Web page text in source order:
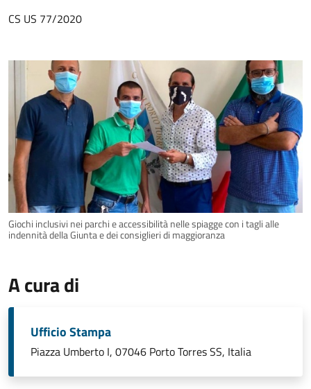
CS US 77/2020
Giochi inclusivi nei parchi e accessibilità nelle spiagge con i tagli alle
indennità della Giunta e dei consiglieri di maggioranza
A cura di
Ufficio Stampa
Piazza Umberto I, 07046 Porto Torres SS, Italia